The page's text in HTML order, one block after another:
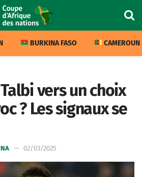
BURKINA FASO CAMEROUN
vers un choix
? Les signaux se
02/03/2025